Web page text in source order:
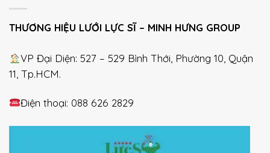
THƯƠNG HIỆU LƯỚI LỰC SĨ – MINH HƯNG GROUP
VP Đại Diện: 527 – 529 Bình Thới, Phường 10, Quận
11, Tp.HCM.
Điện thoại: 088 626 2829